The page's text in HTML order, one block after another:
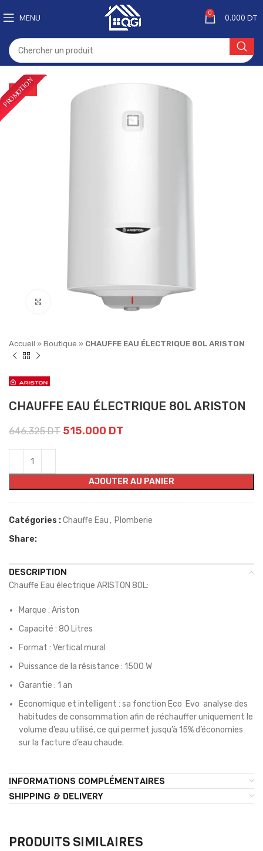
MENU 0 0.000 DT
-20%
Click to enlarge
Accueil » Boutique » CHAUFFE EAU ÉLECTRIQUE 80L ARISTON
CHAUFFE EAU ÉLECTRIQUE 80L ARISTON
646.325DT 515.000 DT
AJOUTER AU PANIER
Catégories :Chauffe Eau , Plomberie
Share:
DESCRIPTION
Chauffe Eau électrique ARISTON 80L:
Marque : Ariston
Capacité : 80 Litres
Format : Vertical mural
Puissance de la résistance : 1500 W
Garantie : 1 an
Economique et intelligent : sa fonction Eco Evo analyse des
habitudes de consommation afin de réchauffer uniquement le
volume d’eau utilisé, ce qui permet jusqu’à 15% d’économies
sur la facture d’eau chaude.
INFORMATIONS COMPLÉMENTAIRES
SHIPPING & DELIVERY
PRODUITS SIMILAIRES